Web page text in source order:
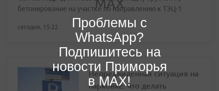
бетонирование на участке по направлению к ТЭЦ-1
сегодня, 15:22
Непредвиденная ситуация на
парковке: что делать
Проблемы с
WhatsApp?
Подпишитесь на
новости Приморья
в MAX!